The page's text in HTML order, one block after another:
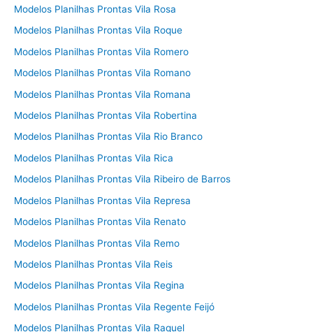
Modelos Planilhas Prontas Vila Rosa
Modelos Planilhas Prontas Vila Roque
Modelos Planilhas Prontas Vila Romero
Modelos Planilhas Prontas Vila Romano
Modelos Planilhas Prontas Vila Romana
Modelos Planilhas Prontas Vila Robertina
Modelos Planilhas Prontas Vila Rio Branco
Modelos Planilhas Prontas Vila Rica
Modelos Planilhas Prontas Vila Ribeiro de Barros
Modelos Planilhas Prontas Vila Represa
Modelos Planilhas Prontas Vila Renato
Modelos Planilhas Prontas Vila Remo
Modelos Planilhas Prontas Vila Reis
Modelos Planilhas Prontas Vila Regina
Modelos Planilhas Prontas Vila Regente Feijó
Modelos Planilhas Prontas Vila Raquel